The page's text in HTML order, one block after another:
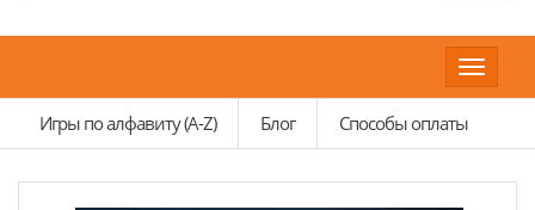
Toggle
Игры по алфавиту (A-Z)
Блог Способы оплаты